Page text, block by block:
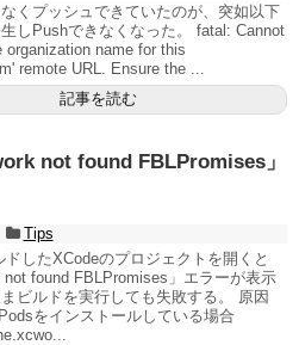
くプッシュできていたのが、突如以下
しPushできなくなった。 fatal: Cannot
organization name for this
remote URL. Ensure the ...
記事を読む
not found FBLPromises」
Tips
ドしたXCodeのプロジェクトを開くと
not found FBLPromises」エラーが表示
ビルドを実行しても失敗する。 原因
をインストールしている場合